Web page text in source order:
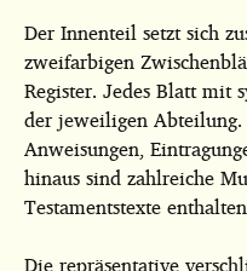
Der Innenteil setzt sich
zweifarbigen
Register. Jedes Blatt mit
der jeweiligen
Anweisungen,
hinaus sind zahlreiche
Testamentstexte